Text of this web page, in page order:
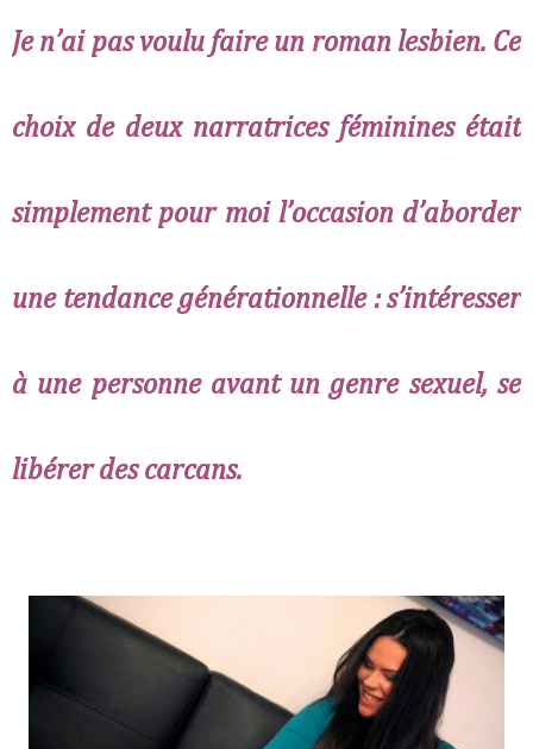
Je n’ai pas voulu faire un roman lesbien. Ce
choix de deux narratrices féminines était
simplement pour moi l’occasion d’aborder
une tendance générationnelle : s’intéresser
à une personne avant un genre sexuel, se
libérer des carcans.